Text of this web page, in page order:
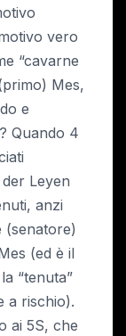
vero
“cavarne
Mes,
e
Quando 4
Leyen
anzi
(senatore)
(ed è il
“tenuta”
a rischio).
ai 5S, che